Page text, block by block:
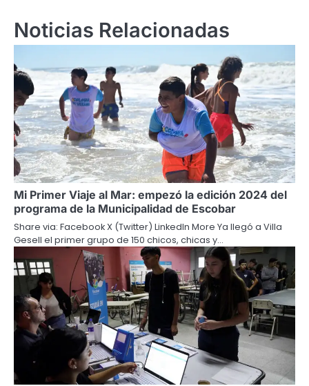
Noticias Relacionadas
Mi Primer Viaje al Mar: empezó la edición 2024 del
programa de la Municipalidad de Escobar
Share via: Facebook X (Twitter) LinkedIn More Ya llegó a Villa
Gesell el primer grupo de 150 chicos, chicas y…